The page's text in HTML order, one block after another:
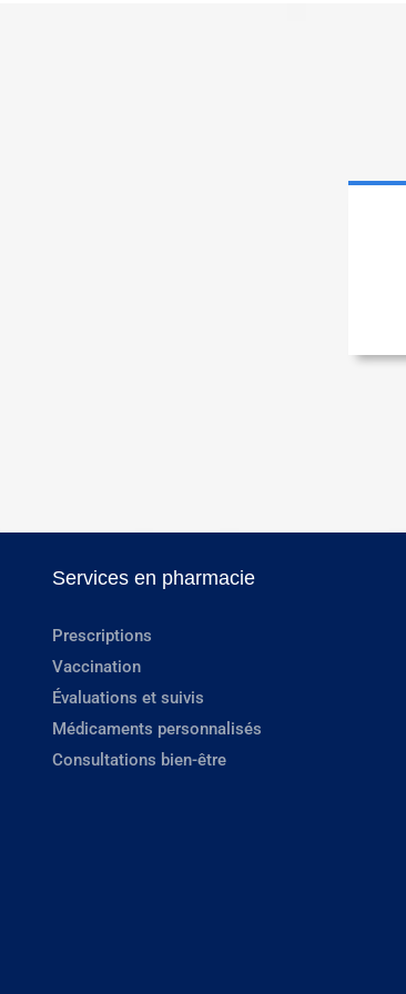
Services en pharmacie
Prescriptions
Vaccination
Évaluations et suivis
Médicaments personnalisés
Consultations bien-être